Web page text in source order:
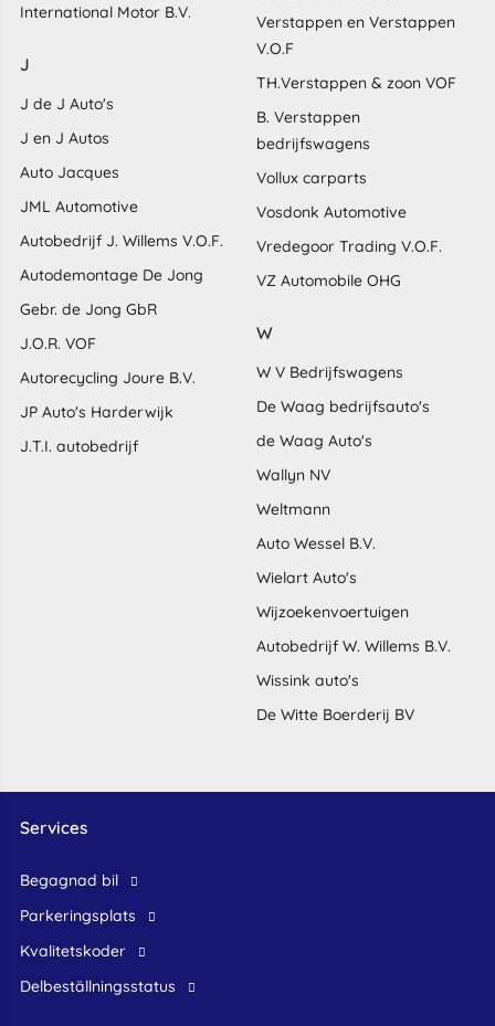
International Motor B.V.
J
J de J Auto's
J en J Autos
Auto Jacques
JML Automotive
Autobedrijf J. Willems V.O.F.
Autodemontage De Jong
Gebr. de Jong GbR
J.O.R. VOF
Autorecycling Joure B.V.
JP Auto's Harderwijk
J.T.I. autobedrijf
Verstappen en Verstappen
V.O.F
TH.Verstappen & zoon VOF
B. Verstappen
bedrijfswagens
Vollux carparts
Vosdonk Automotive
Vredegoor Trading V.O.F.
VZ Automobile OHG
W
W V Bedrijfswagens
De Waag bedrijfsauto's
de Waag Auto's
Wallyn NV
Weltmann
Auto Wessel B.V.
Wielart Auto's
Wijzoekenvoertuigen
Autobedrijf W. Willems B.V.
Wissink auto's
De Witte Boerderij BV
Services
begagnad bil
Parkeringsplats
Kvalitetskoder
Delbeställningsstatus